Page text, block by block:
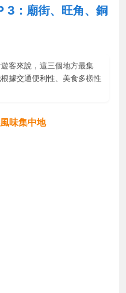
3：廟街、旺角、銅
客來說，這三個地方最集
據交通便利性、美食多樣性
味集中地